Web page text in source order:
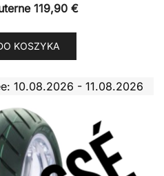
119,90 €
KOSZYKA
10.08.2026 - 11.08.2026